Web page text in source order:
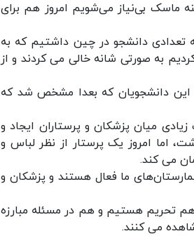
ماسک بی‌نیاز می‌شویم امروز هم برای
تعدادی دانشجو در چین داشتیم که به
به صورتی شانه خالی می کردند و از
این دانشجویان که بعدا مشخص شد که
میان پزشکان و پرستاران ایجاد و
اما امروز یک پرستار از نظر لباس و
می کند.
ما فعال هستند و پزشکان و
هم تحریم هستیم و هم در مسئله مبارزه
می کنند.